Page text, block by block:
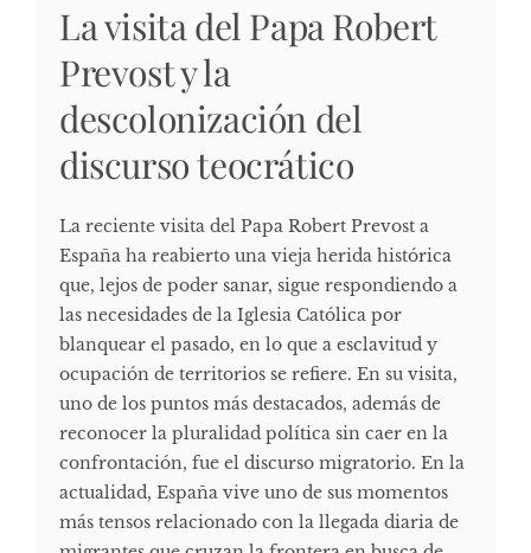
La visita del Papa Robert
Prevost y la
descolonización del
discurso teocrático
La reciente visita del Papa Robert Prevost a
España ha reabierto una vieja herida histórica
que, lejos de poder sanar, sigue respondiendo a
las necesidades de la Iglesia Católica por
blanquear el pasado, en lo que a esclavitud y
ocupación de territorios se refiere. En su visita,
uno de los puntos más destacados, además de
reconocer la pluralidad política sin caer en la
confrontación, fue el discurso migratorio. En la
actualidad, España vive uno de sus momentos
más tensos relacionado con la llegada diaria de